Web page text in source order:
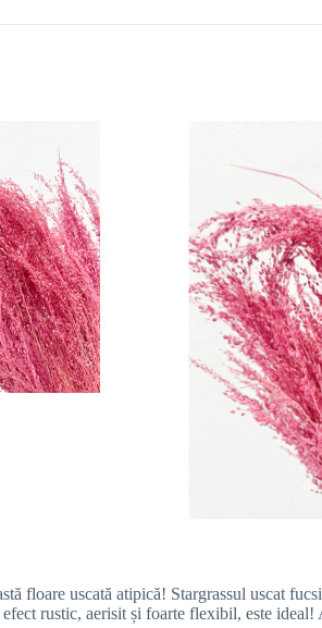
floare uscată atipică! Stargrassul uscat
rustic, aerisit și foarte flexibil, este